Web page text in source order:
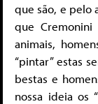
que são, e pelo
que Cremonini
animais,
“pintar” estas
bestas e
nossa ideia os